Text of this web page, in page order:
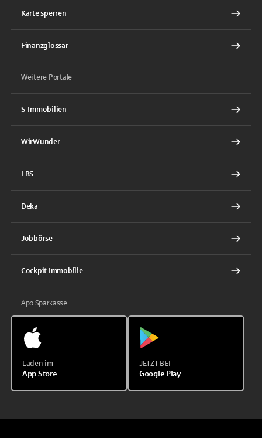
Karte sperren
Finanzglossar
Weitere Portale
S-Immobilien
WirWunder
LBS
Deka
Jobbörse
Cockpit Immobilie
App Sparkasse
Laden im
App Store
JETZT BEI
Google Play